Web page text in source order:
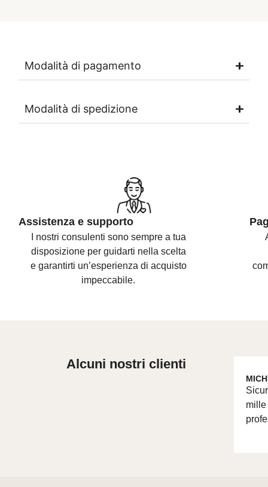
Modalità di pagamento
Modalità di spedizione
Assistenza e supporto
I nostri consulenti sono sempre a tua
disposizione per guidarti nella scelta
e garantirti un’esperienza di acquisto
impeccabile.
Alcuni nostri clienti
mille